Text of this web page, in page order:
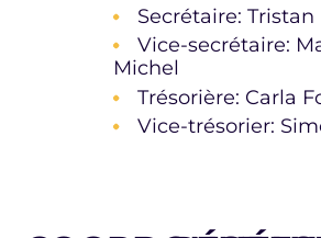
Secrétaire: Tristan
Vice-secrétaire:
Michel
Trésorière: Carla
Vice-trésorier: